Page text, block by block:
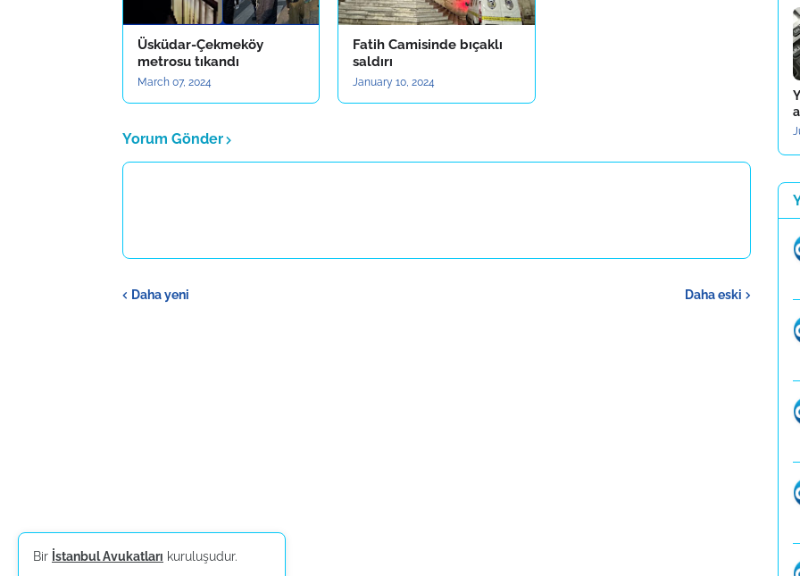
Üsküdar-Çekmeköy
metrosu tıkandı
March 07, 2024
Fatih Camisinde bıçaklı
saldırı
January 10, 2024
Yorum Gönder
Daha yeni Daha eski
Bir İstanbul Avukatları kuruluşudur.